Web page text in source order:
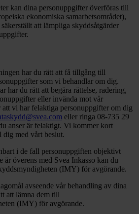
kan dina personuppgifter överföras till
ekonomiska samarbetsområdet),
att lämpliga skyddsåtgärder
har du rätt att få tillgång till
som vi behandlar om dig.
har du rätt att begära rättelse, radering,
eller invända mot vår
vi har felaktiga personuppgifter om dig
eller ringa 08-735 29
anser är felaktigt. Vi kommer kort
dig med vårt beslut.
i de fall personuppgiften objektivt
är överens med Svea Inkasso kan du
(IMY) för avgörande.
avseende vår behandling av dina
att lämna dem till
(IMY) för avgörande.